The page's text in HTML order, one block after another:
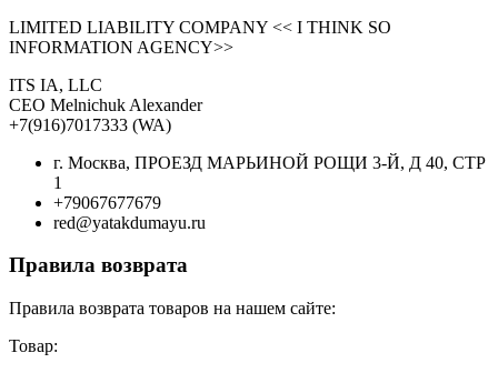
LIMITED LIABILITY COMPANY << I THINK SO
INFORMATION AGENCY>>
ITS IA, LLC
CEO Melnichuk Alexander
+7(916)7017333 (WA)
г. Москва, ПРОЕЗД МАРЬИНОЙ РОЩИ 3-Й, Д 40, СТР
1
+79067677679
red@yatakdumayu.ru
Правила возврата
Правила возврата товаров на нашем сайте:
Товар: